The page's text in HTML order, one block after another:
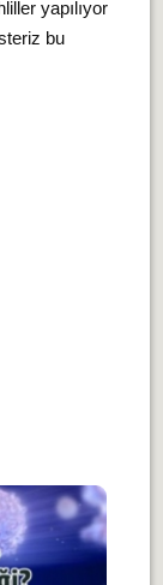
yapılıyor
bu